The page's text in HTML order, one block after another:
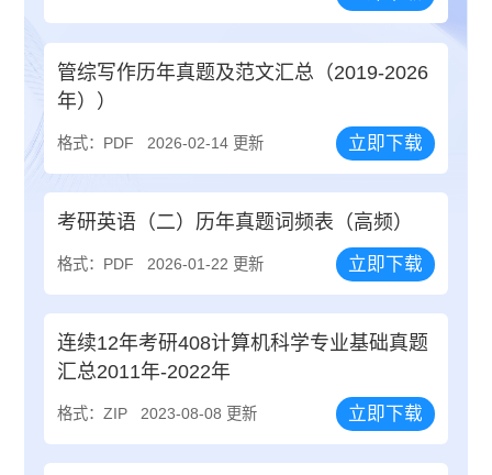
管综写作历年真题及范文汇总（2019-2026
年））
格式：PDF 2026-02-14 更新 立即下载
考研英语（二）历年真题词频表（高频）
格式：PDF 2026-01-22 更新 立即下载
连续12年考研408计算机科学专业基础真题
汇总2011年-2022年
格式：ZIP 2023-08-08 更新 立即下载